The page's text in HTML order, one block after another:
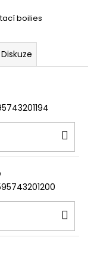
boilies
Diskuze